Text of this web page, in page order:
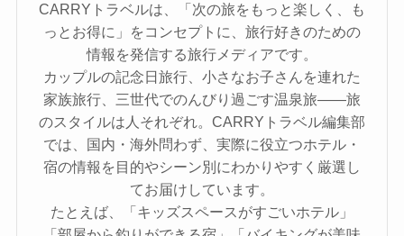
CARRYトラベルは、「次の旅をもっと楽しく、も
っとお得に」をコンセプトに、旅行好きのための
情報を発信する旅行メディアです。
カップルの記念日旅行、小さなお子さんを連れた
家族旅行、三世代でのんびり過ごす温泉旅――旅
のスタイルは人それぞれ。CARRYトラベル編集部
では、国内・海外問わず、実際に役立つホテル・
宿の情報を目的やシーン別にわかりやすく厳選し
てお届けしています。
たとえば、「キッズスペースがすごいホテル」